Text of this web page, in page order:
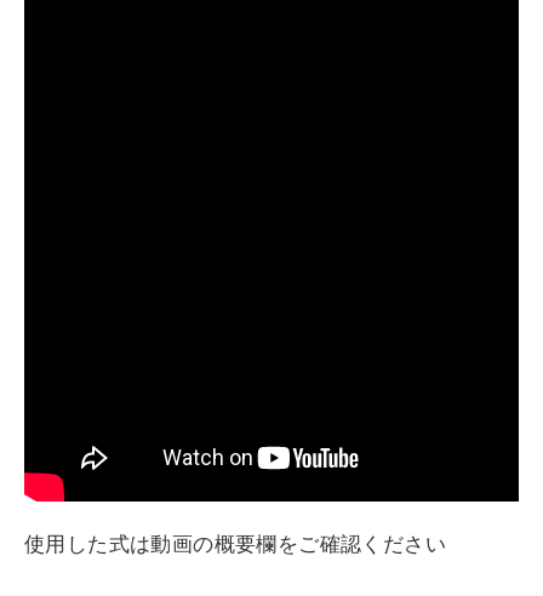
使用した式は動画の概要欄をご確認ください